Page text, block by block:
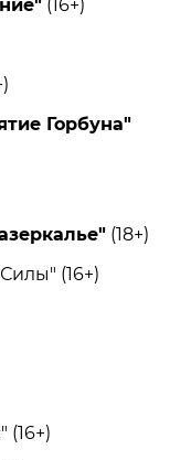
(16+)
Горбуна"
(18+)
(16+)
(16+)